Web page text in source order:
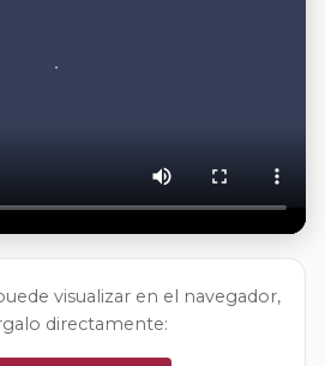
visualizar en el navegador,
directamente: